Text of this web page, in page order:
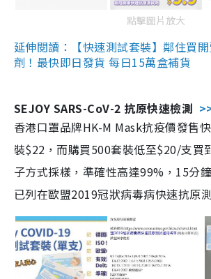
點擊圖片放大
延伸閱讀：【快速測試套裝】鄰住買
劑！最快即日發貨 每日15萬盒補貨
SEJOY SARS-CoV-2 抗原快速檢測
香港口罩品牌HK-M Mask抗疫價發售
裝$22，而購買500套裝低至$20/支買
子方式採樣，準確性高達99%，15分
已列在歐盟2019冠狀病毒病快速抗原